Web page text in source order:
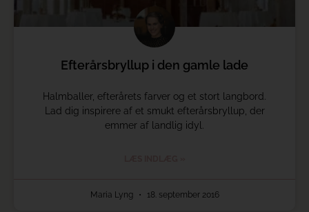
Efterårsbryllup i den gamle lade
Halmballer, efterårets farver og et stort langbord.
Lad dig inspirere af et smukt efterårsbryllup, der
emmer af landlig idyl.
Maria Lyng 18. september 2016